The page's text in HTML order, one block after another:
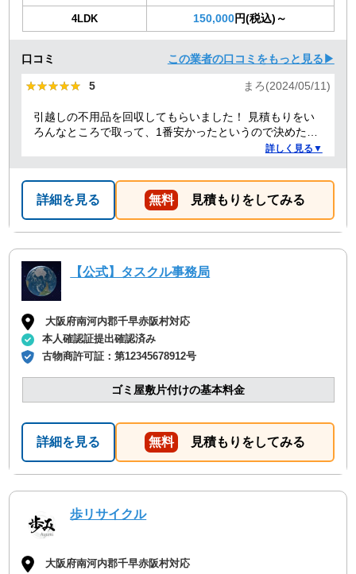
4LDK 150,000円(税込)～
口コミ この業者の口コミをもっと見る▶
★★★★★
★★★★★ 5 まろ(2024/05/11)
引越しの不用品を回収してもらいました！ 見積もりをい
ろんなところで取って、1番安かったというので決めたの
ですが、 対応や話し方も、丁寧で優しく、 作業自体も素
詳しく見る▼
詳細を見る 無料 見積もりをしてみる
【公式】タスクル事務局
大阪府南河内郡千早赤阪村対応
本人確認証提出確認済み
古物商許可証：第12345678912号
ゴミ屋敷片付けの基本料金
詳細を見る 無料 見積もりをしてみる
歩リサイクル
大阪府南河内郡千早赤阪村対応